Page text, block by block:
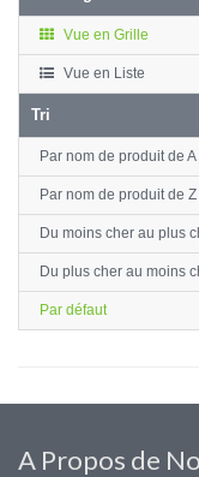
Vue en Grille
Vue en Liste
Tri
Par nom de produit de A
Par nom de produit de Z
Du moins cher au plus
Du plus cher au moins
Par défaut
A Propos de